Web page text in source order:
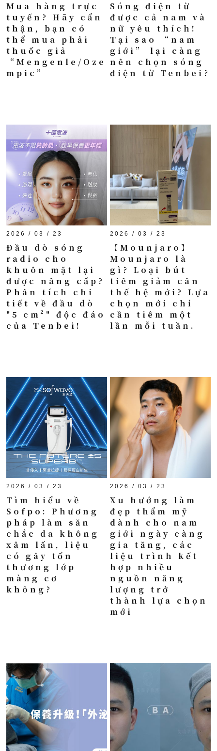
Mua hàng trực
tuyến? Hãy cẩn
thận, bạn có
thể mua phải
thuốc giả
“Mengenle/Oze
mpic”
Sóng điện từ
được cả nam và
nữ yêu thích!
Tại sao “nam
giới” lại càng
nên chọn sóng
điện từ Tenbei?
2026 / 03 / 23
Đầu dò sóng
radio cho
khuôn mặt lại
được nâng cấp?
Phân tích chi
tiết về đầu dò
"5 cm²" độc đáo
của Tenbei!
2026 / 03 / 23
【Mounjaro】
Mounjaro là
gì? Loại bút
tiêm giảm cân
thế hệ mới? Lựa
chọn mới chỉ
cần tiêm một
lần mỗi tuần.
2026 / 03 / 23
Tìm hiểu về
Sofpo: Phương
pháp làm săn
chắc da không
xâm lấn, liệu
có gây tổn
thương lớp
màng cơ
không?
2026 / 03 / 23
Xu hướng làm
đẹp thẩm mỹ
dành cho nam
giới ngày càng
gia tăng, các
liệu trình kết
hợp nhiều
nguồn năng
lượng trở
thành lựa chọn
mới